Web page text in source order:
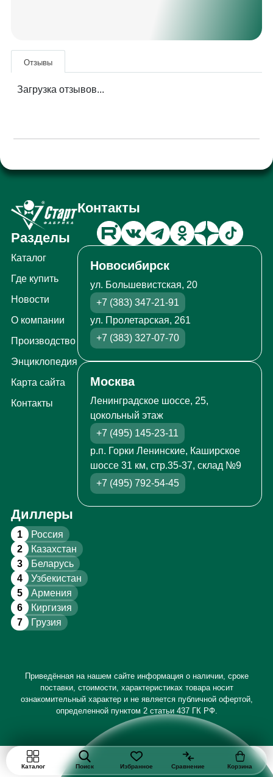
Отзывы
Загрузка отзывов...
Разделы
Каталог
Где купить
Новости
О компании
Производство
Энциклопедия
Карта сайта
Контакты
Контакты
Новосибирск
ул. Большевистская, 20
+7 (383) 347-21-91
ул. Пролетарская, 261
+7 (383) 327-07-70
Москва
Ленинградское шоссе, 25,
цокольный этаж
+7 (495) 145-23-11
р.п. Горки Ленинские, Каширское
шоссе 31 км, стр.35-37, склад №9
+7 (495) 792-54-45
Диллеры
1 Россия
2 Казахстан
3 Беларусь
4 Узбекистан
5 Армения
6 Киргизия
7 Грузия
Приведённая на нашем сайте информация о наличии, сроке
поставки, стоимости, характеристиках товара носит
ознакомительный характер и не является публичной офертой,
определенной пунктом 2 статьи 437 ГК РФ.
Каталог Поиск Избранное Сравнение Корзина